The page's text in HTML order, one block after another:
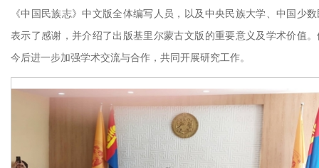
《中国民族志》中文版全体编写人员，以及中央民族大学、中国少
表示了感谢，并介绍了出版基里尔蒙古文版的重要意义及学术价值
今后进一步加强学术交流与合作，共同开展研究工作。